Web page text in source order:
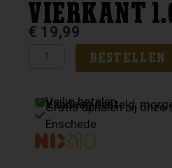
VIERKANT
€ 19,99
BOKMA
VIERKANT
1.0
aantal
BESTELLEN
Veilig betalen
Vandaag besteld,
Gratis ophalen bij onze
Enschede